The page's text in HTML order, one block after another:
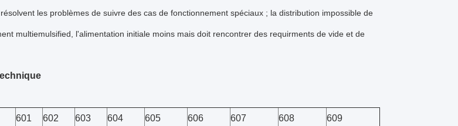
les problèmes de suivre des cas de fonctionnement spéciaux ; la distribution impossible de
multiemulsified, l'alimentation initiale moins mais doit rencontrer des requirments de vide et de
601 602 603 604 605 606 607 608 609